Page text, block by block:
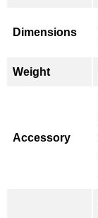
Dimensions
Weight
Accessory